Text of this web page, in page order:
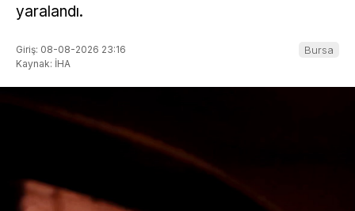
yaralandı.
Giriş: 08-08-2026 23:16
Kaynak: İHA
Bursa